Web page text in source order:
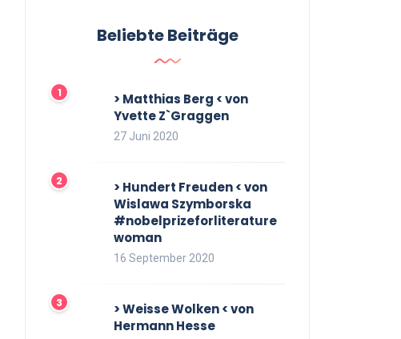
Beliebte Beiträge
> Matthias Berg < von
Yvette Z`Graggen
27 Juni 2020
> Hundert Freuden < von
Wislawa Szymborska
#nobelprizeforliterature
woman
16 September 2020
> Weisse Wolken < von
Hermann Hesse